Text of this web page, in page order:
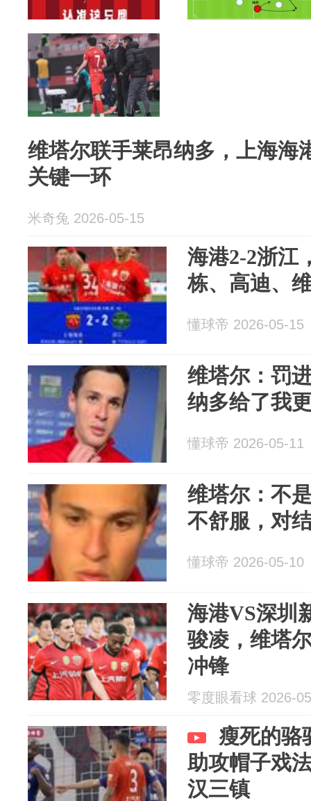
维塔尔联手莱昂纳多，上海海
关键一环
米奇兔 2026-05-15
海港2-2浙江
栋、高迪、
懂球帝 2026-05-15
维塔尔：罚
纳多给了我
懂球帝 2026-05-11
维塔尔：不
不舒服，对
懂球帝 2026-05-10
海港VS深圳
骏凌，维塔
冲锋
零度眼看球 2026-
瘦死的骆
助攻帽子戏
汉三镇